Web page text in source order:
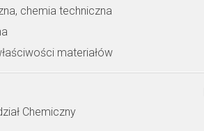
chemia techniczna
materiałów
Chemiczny